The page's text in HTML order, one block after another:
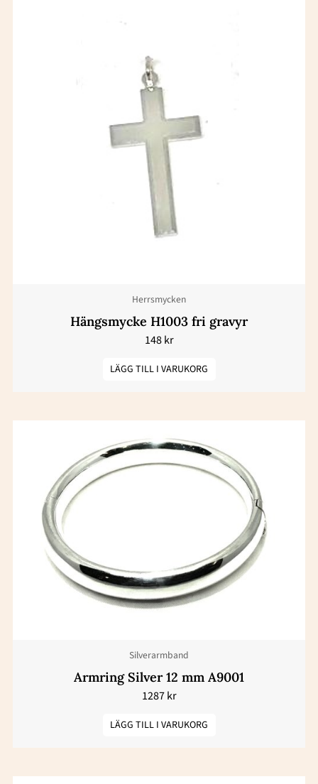
Herrsmycken
Hängsmycke H1003 fri gravyr
148kr
LÄGG TILL I VARUKORG
Silverarmband
Armring Silver 12 mm A9001
1287kr
LÄGG TILL I VARUKORG